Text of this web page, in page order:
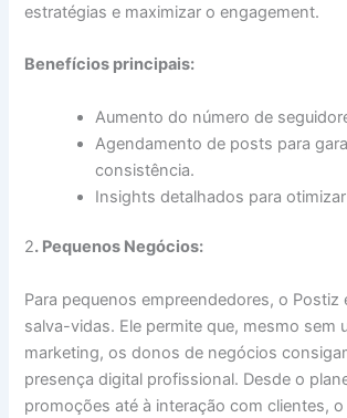
estratégias e maximizar o engagement.
Benefícios principais:
Aumento do número de
Agendamento de posts para
consistência.
Insights detalhados para
2. Pequenos Negócios:
Para pequenos empreendedores, o Postiz
salva-vidas. Ele permite que, mesmo sem
marketing, os donos de negócios
presença digital profissional. Desde o
promoções até à interação com clientes,